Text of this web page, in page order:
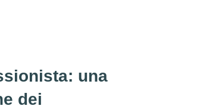
una
dei